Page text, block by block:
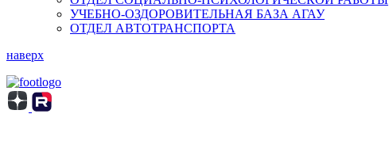
УЧЕБНО-ОЗДОРОВИТЕЛЬНАЯ БАЗА АГАУ
ОТДЕЛ АВТОТРАНСПОРТА
наверх